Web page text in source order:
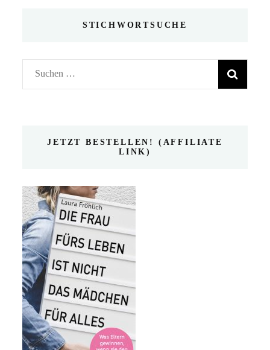
STICHWORTSUCHE
Suchen
nach:
JETZT BESTELLEN! (AFFILIATE
LINK)